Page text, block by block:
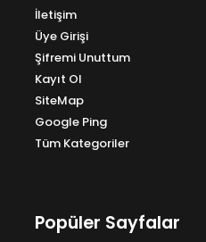
İletişim
Üye Girişi
Şifremi Unuttum
Kayıt Ol
SiteMap
Google Ping
Tüm Kategoriler
Popüler Sayfalar